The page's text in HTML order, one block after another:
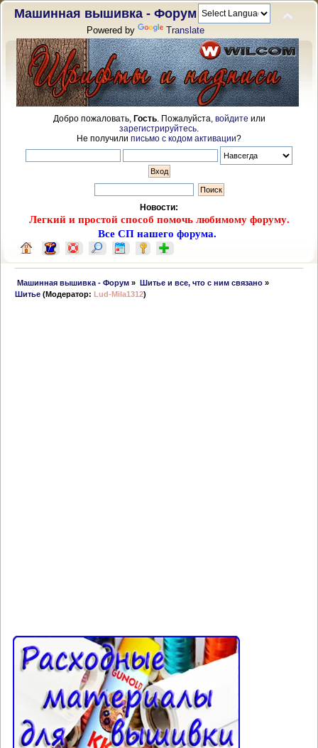
Машинная вышивка - Форум
Powered by Translate
Добро пожаловать, Гость. Пожалуйста, войдите или
зарегистрируйтесь
Не получили письмо с кодом активации?
Новости:
Легкий и простой способ помочь любимому форуму.
Все СП нашего форума.
Машинная вышивка - Форум » Шитье и все, что с ним связано»
Шитье (Модератор:Lud-Mila1312)